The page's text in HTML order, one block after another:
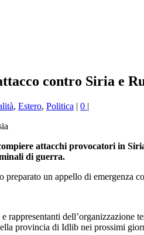
contro Siria e
, Estero, Politica | 0 |
attacchi provocatori in
di guerra.
un appello di emergenza
dell’organizzazione
provincia di Idlib nei prossimi